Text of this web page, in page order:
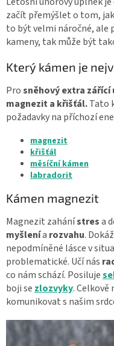
začít přemýšlet o tom,
to být velmi náročné, ale
kameny, tak může být
Který kámen je
Prosněhový extra zářící
magnezit a křišťál.Tato
požadavky na příchozí
magnezit
křišťál
měsíční kámen
labradorit
Kámen magnezit
Magnezit zahánístresa
myšlenía rozvahu.
nepodmíněné lásce v
problematické. Učí nás
co nám schází. Posiluje
boji se zlozvyky. Celkově
komunikovat s našim